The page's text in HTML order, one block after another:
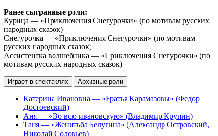
Ранее сыгранные роли:
Курица — «Приключения Снегурочки» (по мотивам русских
народных сказок)
Снегурочка — «Приключения Снегурочки» (по мотивам
русских народных сказок)
Ассистентка волшебника — «Приключения Снегурочки» (по
мотивам русских народных сказок)
Играет в спектаклях Архивные роли
Катерина Ивановна — «Братья Карамазовы» (Федор
Достоевский)
Аня — «Во всю ивановскую» (Владимир Крупин)
Таня — «Женитьба Белугина» (Александр Островский,
Николай Соловьев)